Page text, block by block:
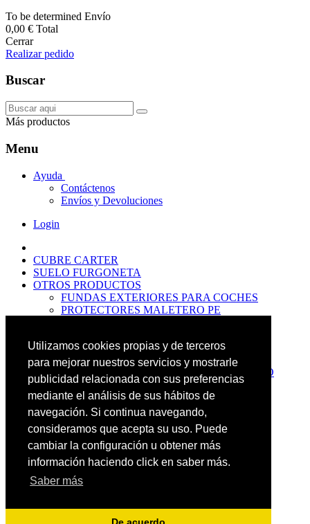
Utilizamos cookies propias y de terceros
para mejorar nuestros servicios y mostrarle
publicidad relacionada con sus preferencias
mediante el análisis de sus hábitos de
navegación. Si continua navegando,
consideramos que acepta su uso. Puede
cambiar la configuración u obtener más
información haciendo click en saber más.
Saber más
To be determined Envío
0,00 € Total
Cerrar
Realizar pedido
Buscar
Más productos
Menu
Ayuda
Contáctenos
Envíos y Devoluciones
Login
CUBRE CARTER
SUELO FURGONETA
OTROS PRODUCTOS
FUNDAS EXTERIORES PARA COCHES
PROTECTORES MALETERO PE
PREMIUM
PROTECTORES MALETERO PE
PROTECTORES DE MALETERO CAUCHO
BASIC
ALFOMBRILLAS GOMA PREMIUM
ALFOMBRILLAS GOMA BASIC
OFERTAS
NOVEDADES
CONTACTO
Carrito 0